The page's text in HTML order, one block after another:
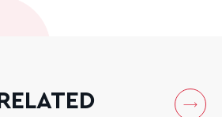
RELATED